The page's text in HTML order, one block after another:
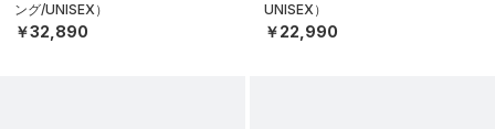
ング/UNISEX）
￥32,890
UNISEX）
￥22,990